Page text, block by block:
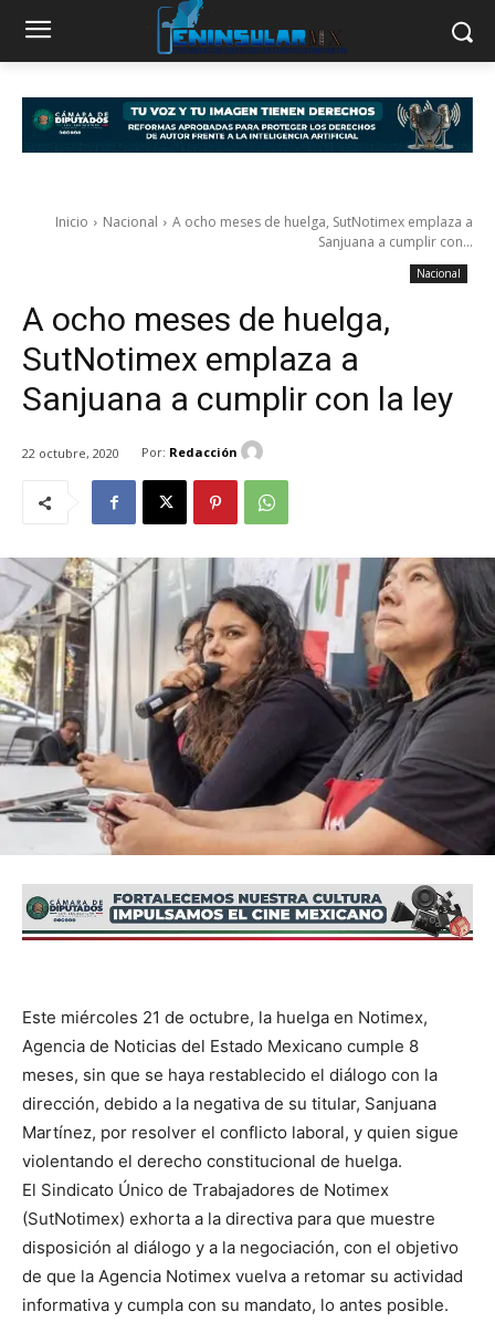
Inicio Nacional
A ocho meses de huelga, SutNotimex emplaza a
Sanjuana a cumplir con...
Nacional
A ocho meses de huelga,
SutNotimex emplaza a
Sanjuana a cumplir con la ley
22 octubre, 2020 Por: Redacción
Este miércoles 21 de octubre, la huelga en Notimex,
Agencia de Noticias del Estado Mexicano cumple 8
meses, sin que se haya restablecido el diálogo con la
dirección, debido a la negativa de su titular, Sanjuana
Martínez, por resolver el conflicto laboral, y quien sigue
violentando el derecho constitucional de huelga.
El Sindicato Único de Trabajadores de Notimex
(SutNotimex) exhorta a la directiva para que muestre
disposición al diálogo y a la negociación, con el objetivo
de que la Agencia Notimex vuelva a retomar su actividad
informativa y cumpla con su mandato, lo antes posible.